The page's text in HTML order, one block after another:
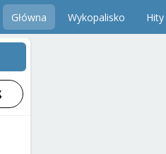
Główna Wykopalisko Hity